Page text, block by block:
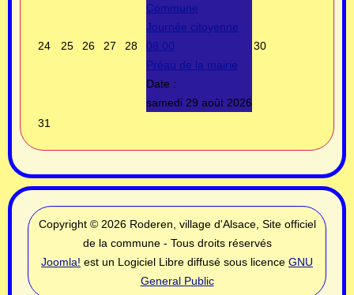
24 25 26 27 28
Commune
Journée citoyenne
08:00
Préau de la mairie
Date :
samedi 29 août 2026
30
31
Copyright © 2026 Roderen, village d'Alsace, Site officiel
de la commune - Tous droits réservés
Joomla! est un Logiciel Libre diffusé sous licence GNU
General Public